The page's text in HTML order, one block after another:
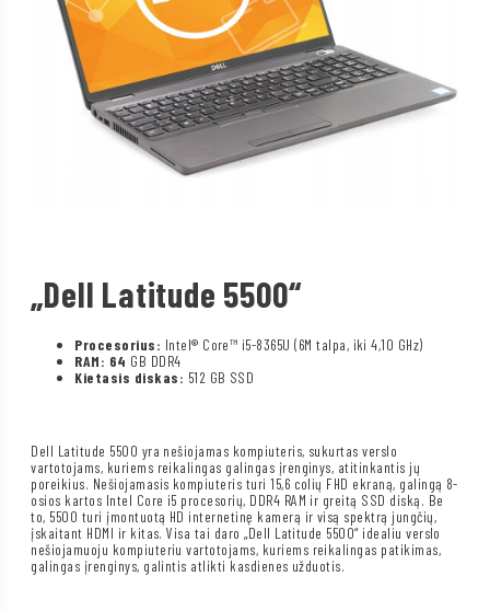
„Dell Latitude 5500“
Procesorius: Intel® Core™ i5-8365U (6M talpa, iki 4,10 GHz)
RAM: 64 GB DDR4
Kietasis diskas: 512 GB SSD
Dell Latitude 5500 yra nešiojamas kompiuteris, sukurtas verslo
vartotojams, kuriems reikalingas galingas įrenginys, atitinkantis jų
poreikius. Nešiojamasis kompiuteris turi 15,6 colių FHD ekraną, galingą 8-
osios kartos Intel Core i5 procesorių, DDR4 RAM ir greitą SSD diską. Be
to, 5500 turi įmontuotą HD internetinę kamerą ir visą spektrą jungčių,
įskaitant HDMI ir kitas. Visa tai daro „Dell Latitude 5500“ idealiu verslo
nešiojamuoju kompiuteriu vartotojams, kuriems reikalingas patikimas,
galingas įrenginys, galintis atlikti kasdienes užduotis.